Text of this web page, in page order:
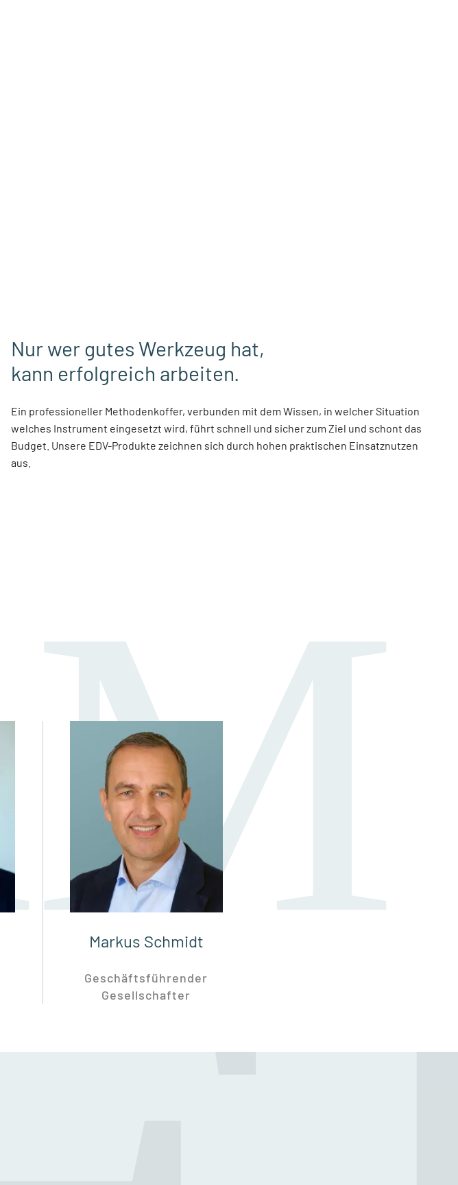
Nur wer gutes Werkzeug hat,
kann erfolgreich arbeiten.
Ein professioneller Methodenkoffer, verbunden mit dem Wissen, in welcher Situation
welches Instrument eingesetzt wird, führt schnell und sicher zum Ziel und schont das
Budget. Unsere EDV-Produkte zeichnen sich durch hohen praktischen Einsatznutzen
aus.
Markus Schmidt
Geschäftsführender
Gesellschafter